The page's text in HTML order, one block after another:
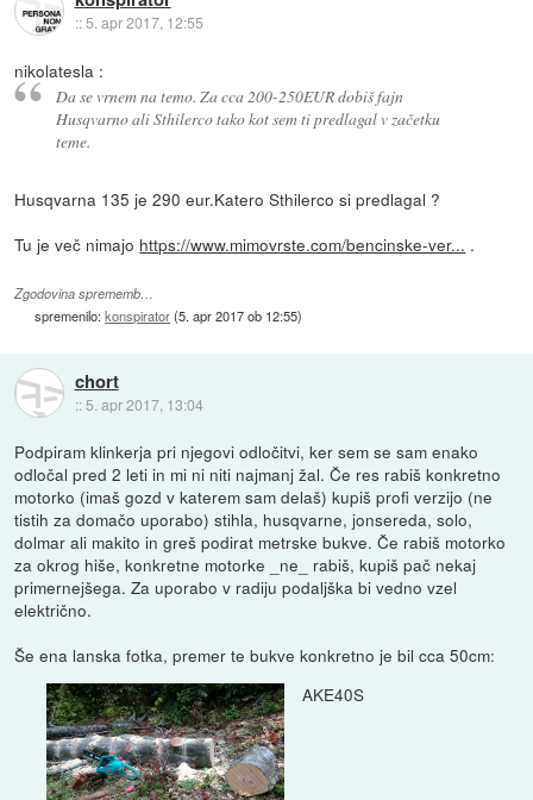
::5. apr 2017, 12:55
nikolatesla :
Da se vrnem na temo. Za cca 200-250EUR dobiš fajn
Husqvarno ali Sthilerco tako kot sem ti predlagal v začetku
teme.
Husqvarna 135 je 290 eur.Katero Sthilerco si predlagal ?
Tu je več nimajo https://www.mimovrste.com/bencinske-ver... .
Zgodovina sprememb…
spremenilo:konspirator(5. apr 2017 ob 12:55)
chort
:: 5. apr 2017, 13:04
Podpiram klinkerja pri njegovi odločitvi, ker sem se sam enako
odločal pred 2 leti in mi ni niti najmanj žal. Če res rabiš konkretno
motorko (imaš gozd v katerem sam delaš) kupiš profi verzijo (ne
tistih za domačo uporabo) stihla, husqvarne, jonsereda, solo,
dolmar ali makito in greš podirat metrske bukve. Če rabiš motorko
za okrog hiše, konkretne motorke _ne_ rabiš, kupiš pač nekaj
primernejšega. Za uporabo v radiju podaljška bi vedno vzel
električno.
Še ena lanska fotka, premer te bukve konkretno je bil cca 50cm:
AKE40S